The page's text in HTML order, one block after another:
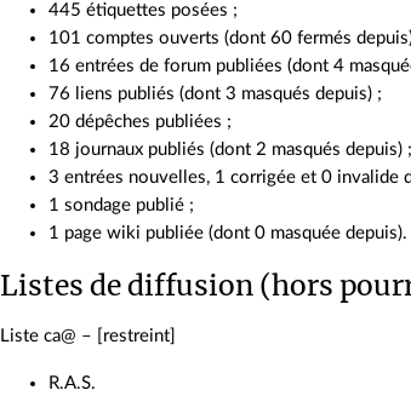
445 étiquettes posées ;
101 comptes ouverts (dont 60 fermés
16 entrées de forum publiées (dont 4
76 liens publiés (dont 3 masqués depuis) ;
20 dépêches publiées ;
18 journaux publiés (dont 2 masqués depuis) ;
3 entrées nouvelles, 1 corrigée et 0 invalide
1 sondage publié ;
1 page wiki publiée (dont 0 masquée depuis).
Listes de diffusion (hors
Liste ca@ – [restreint]
R.A.S.